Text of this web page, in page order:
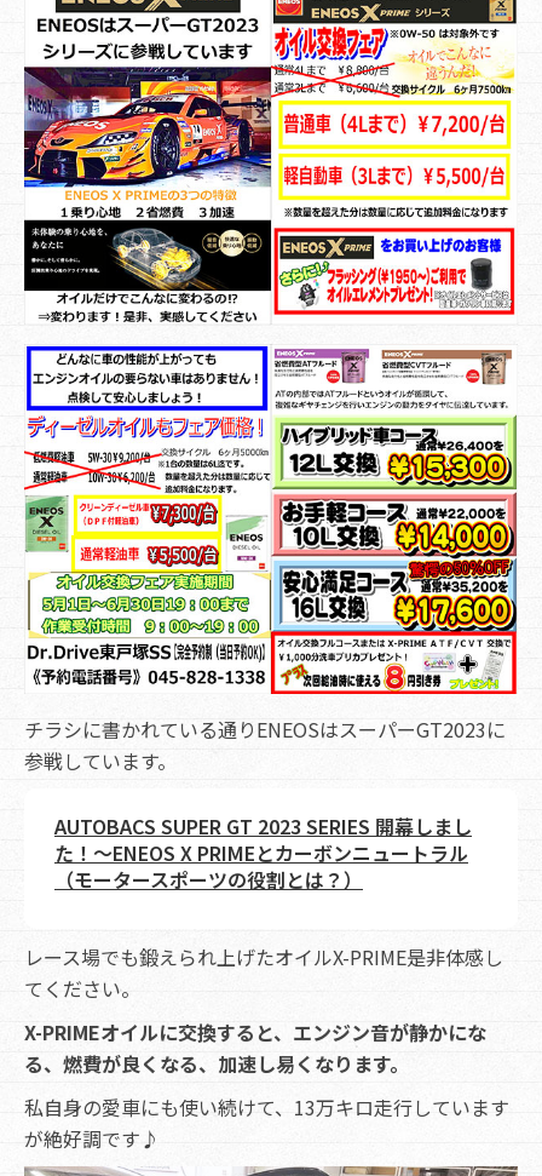
チラシに書かれている通りENEOSはスーパーGT2023に
参戦しています。
AUTOBACS SUPER GT 2023 SERIES 開幕しまし
た！～ENEOS X PRIMEとカーボンニュートラル
（モータースポーツの役割とは？）
レース場でも鍛えられ上げたオイルX-PRIME是非体感し
てください。
X-PRIMEオイルに交換すると、エンジン音が静かにな
る、燃費が良くなる、加速し易くなります。
私自身の愛車にも使い続けて、13万キロ走行しています
が絶好調です♪